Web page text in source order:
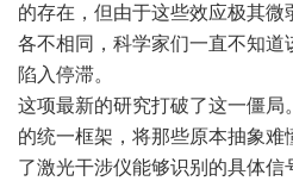
的存在，但由于这些效应极其
各不相同，科学家们一直不知
陷入停滞。
这项最新的研究打破了这一僵
的统一框架，将那些原本抽象
了激光干涉仪能够识别的具体